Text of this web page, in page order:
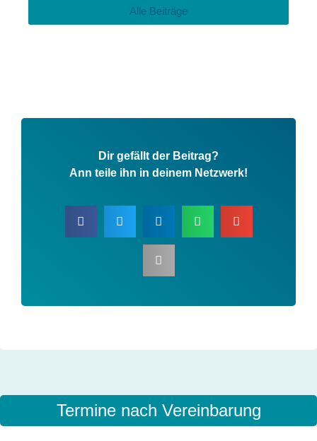
Alle Beiträge
Dir gefällt der Beitrag?
Ann teile ihn in deinem Netzwerk!
Termine nach Vereinbarung